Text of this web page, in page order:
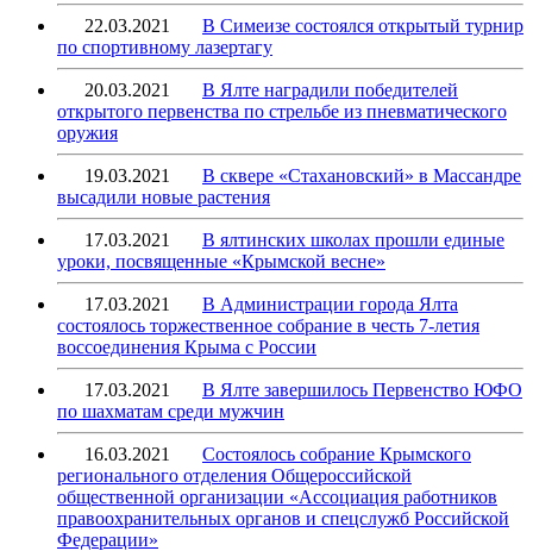
22.03.2021
В Симеизе состоялся открытый турнир
по спортивному лазертагу
20.03.2021
В Ялте наградили победителей
открытого первенства по стрельбе из пневматического
оружия
19.03.2021
В сквере «Стахановский» в Массандре
высадили новые растения
17.03.2021
В ялтинских школах прошли единые
уроки, посвященные «Крымской весне»
17.03.2021
В Администрации города Ялта
состоялось торжественное собрание в честь 7-летия
воссоединения Крыма с России
17.03.2021
В Ялте завершилось Первенство ЮФО
по шахматам среди мужчин
16.03.2021
Состоялось собрание Крымского
регионального отделения Общероссийской
общественной организации «Ассоциация работников
правоохранительных органов и спецслужб Российской
Федерации»